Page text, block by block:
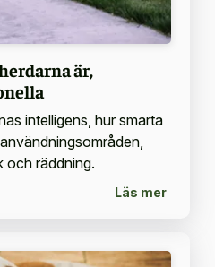
är,
intelligens, hur smarta
och räddning.
Läs mer